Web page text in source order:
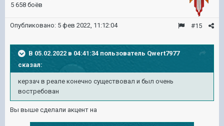
5 658 боёв
#15
Опубликовано: 5 фев 2022, 11:12:04
В 05.02.2022 в 04:41:34 пользователь Qwert7977
сказал:
керзач в реале конечно существовал и был очень
востребован
Вы выше сделали акцент на